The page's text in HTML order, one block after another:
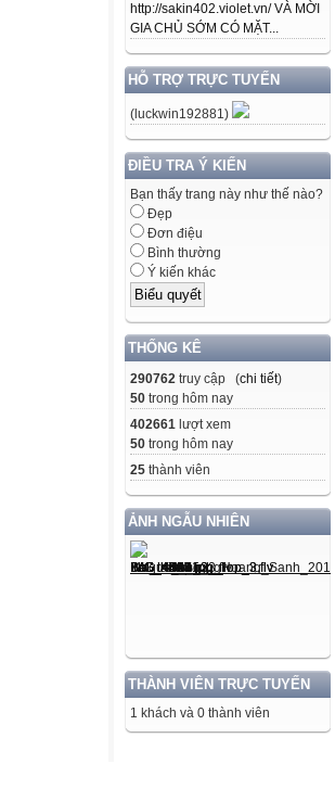
http://sakin402.violet.vn/ VÀ MỜI
GIA CHỦ SỚM CÓ MẶT...
HỖ TRỢ TRỰC TUYẾN
(luckwin192881)
ĐIỀU TRA Ý KIẾN
Bạn thấy trang này như thế nào?
Đẹp
Đơn điệu
Bình thường
Ý kiến khác
THỐNG KÊ
290762 truy cập (chi tiết)
50 trong hôm nay
402661 lượt xem
50 trong hôm nay
25 thành viên
ẢNH NGẪU NHIÊN
THÀNH VIÊN TRỰC TUYẾN
1 khách và 0 thành viên